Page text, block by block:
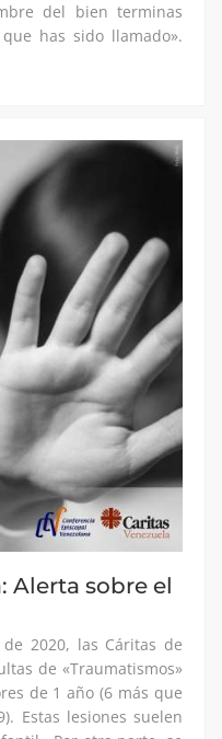
del bien terminas
has sido llamado».
Alerta sobre el
2020, las Cáritas de
de «Traumatismos»
de 1 año (6 más que
Estas lesiones suelen